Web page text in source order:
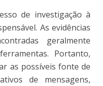
de investigação à
As evidências
geralmente
Portanto,
as possíveis fonte de
de mensagens,